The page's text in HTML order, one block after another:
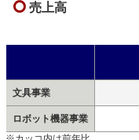
売上高
文具事業
ロボット機器事業